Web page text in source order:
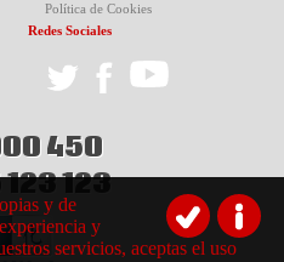
Política de Cookies
Redes Sociales
450
123
y de
y
servicios, aceptas el uso